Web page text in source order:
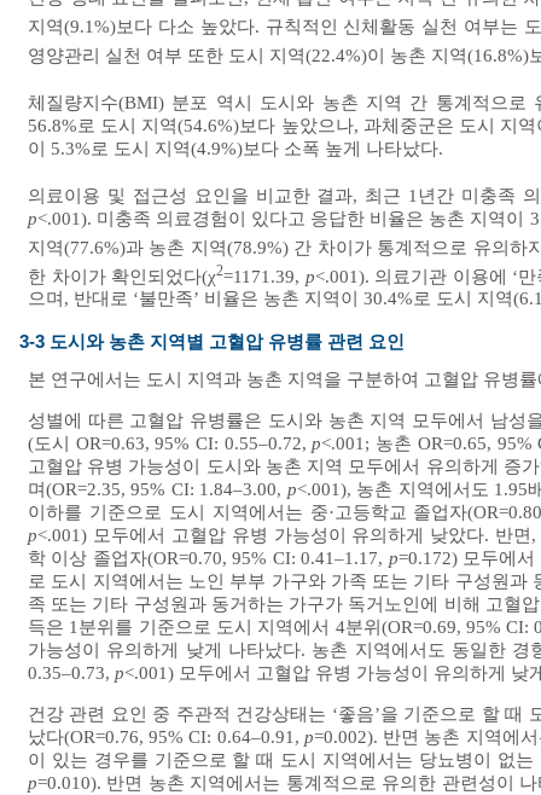
지역(9.1%)보다 다소 높았다. 규칙적인 신체활동 실천 여부는
영양관리 실천 여부 또한 도시 지역(22.4%)이 농촌 지역(16.8%)
체질량지수(BMI) 분포 역시 도시와 농촌 지역 간 통계적으로
56.8%로 도시 지역(54.6%)보다 높았으나, 과체중군은 도시 지
이 5.3%로 도시 지역(4.9%)보다 소폭 높게 나타났다.
의료이용 및 접근성 요인을 비교한 결과, 최근 1년간 미충족
p<.001). 미충족 의료경험이 있다고 응답한 비율은 농촌 지역이
지역(77.6%)과 농촌 지역(78.9%) 간 차이가 통계적으로 유의하
한 차이가 확인되었다(χ2=1171.39, p<.001). 의료기관 이용에 ‘
으며, 반대로 ‘불만족’ 비율은 농촌 지역이 30.4%로 도시 지역
3-3 도시와 농촌 지역별 고혈압 유병률 관련 요인
본 연구에서는 도시 지역과 농촌 지역을 구분하여 고혈압 유병
성별에 따른 고혈압 유병률은 도시와 농촌 지역 모두에서 남
(도시 OR=0.63, 95% CI: 0.55–0.72,p<.001; 농촌 OR=0.65,
고혈압 유병 가능성이 도시와 농촌 지역 모두에서 유의하게 증
며(OR=2.35, 95% CI: 1.84–3.00, p<.001), 농촌 지역에서도 1.95
이하를 기준으로 도시 지역에서는 중·고등학교 졸업자
p<.001) 모두에서 고혈압 유병 가능성이 유의하게 낮았다. 반
학 이상 졸업자(OR=0.70, 95% CI: 0.41–1.17, p=0.172) 모두에
로 도시 지역에서는 노인 부부 가구와 가족 또는 기타 구성원
족 또는 기타 구성원과 동거하는 가구가 독거노인에 비해 고혈
득은 1분위를 기준으로 도시 지역에서 4분위(OR=0.69, 95% CI:
가능성이 유의하게 낮게 나타났다. 농촌 지역에서도 동일한
0.35–0.73, p<.001) 모두에서 고혈압 유병 가능성이 유의하게 낮
건강 관련 요인 중 주관적 건강상태는 ‘좋음’을 기준으로 할 때
났다(OR=0.76, 95% CI: 0.64–0.91, p=0.002). 반면 농촌 지역에
이 있는 경우를 기준으로 할 때 도시 지역에서는 당뇨병이 없
p=0.010). 반면 농촌 지역에서는 통계적으로 유의한 관련성이